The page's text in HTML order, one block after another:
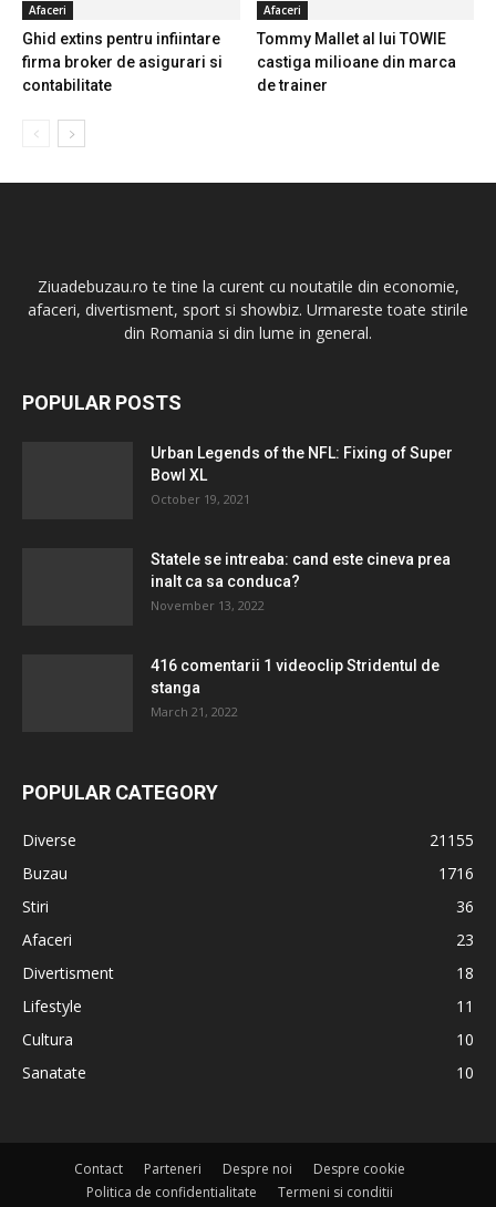
Afaceri
Ghid extins pentru infiintare
firma broker de asigurari si
contabilitate
Afaceri
Tommy Mallet al lui TOWIE
castiga milioane din marca
de trainer
Ziuadebuzau.ro te tine la curent cu noutatile din economie,
afaceri, divertisment, sport si showbiz. Urmareste toate stirile
din Romania si din lume in general.
POPULAR POSTS
Urban Legends of the NFL: Fixing of Super
Bowl XL
October 19, 2021
Statele se intreaba: cand este cineva prea
inalt ca sa conduca?
November 13, 2022
416 comentarii 1 videoclip Stridentul de
stanga
March 21, 2022
POPULAR CATEGORY
Diverse
21155
Buzau
1716
Stiri
36
Afaceri
23
Divertisment
18
Lifestyle
11
Cultura
10
Sanatate
10
Contact Parteneri Despre noi
Despre cookie
Politica de confidentialitate
Termeni si conditii